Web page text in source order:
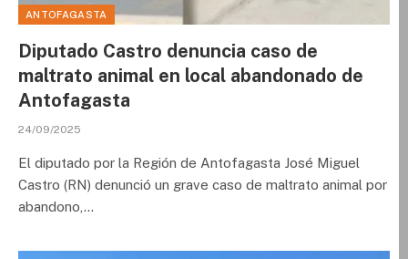
ANTOFAGASTA
Diputado Castro denuncia caso de
maltrato animal en local abandonado de
Antofagasta
24/09/2025
El diputado por la Región de Antofagasta José Miguel
Castro (RN) denunció un grave caso de maltrato animal por
abandono,…